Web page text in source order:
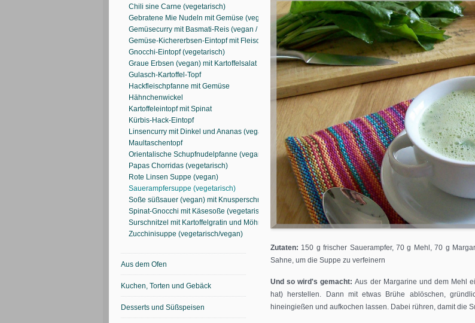
Zutaten: 150 g frischer Sauerampfer, 70 g Mehl, 70 g
Sahne, um die Suppe zu verfeinern
Und so wird's gemacht:Aus der Margarine und dem Mehl
hat) herstellen. Dann mit etwas Brühe ablöschen,
hineingießen und aufkochen lassen. Dabei rühren, damit die
Chili sine Carne (vegetarisch)
Gebratene Mie Nudeln mit Gemüse (vegetarisch)
Gemüsecurry mit Basmati-Reis (vegan / mit Huhn)
Gemüse-Kichererbsen-Eintopf mit Fleisch
Gnocchi-Eintopf (vegetarisch)
Graue Erbsen (vegan) mit Kartoffelsalat einfach (vegetarisch)
Gulasch-Kartoffel-Topf
Hackfleischpfanne mit Gemüse
Hähnchenwickel
Kartoffeleintopf mit Spinat
Kürbis-Hack-Eintopf
Linsencurry mit Dinkel und Ananas (vegan)
Maultaschentopf
Orientalische Schupfnudelpfanne (vegan)
Papas Chorridas (vegetarisch)
Rote Linsen Suppe (vegan)
Sauerampfersuppe (vegetarisch)
Soße süßsauer (vegan) mit Knusperschnitzel
Spinat-Gnocchi mit Käsesoße (vegetarisch)
Surschnitzel mit Kartoffelgratin und Möhrenspaghetti
Zucchinisuppe (vegetarisch/vegan)
Aus dem Ofen
Kuchen, Torten und Gebäck
Desserts und Süßspeisen